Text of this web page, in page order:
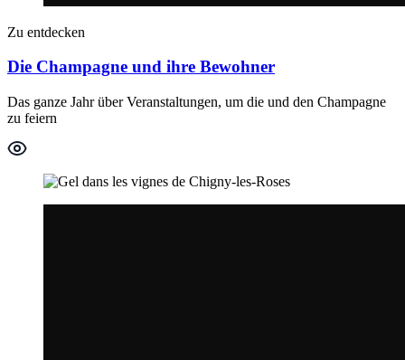
Zu entdecken
Die Champagne und ihre Bewohner
Das ganze Jahr über Veranstaltungen, um die und den Champagne
zu feiern